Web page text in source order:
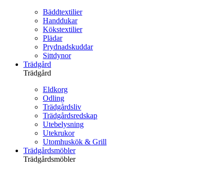
Bäddtextilier
Handdukar
Kökstextilier
Plädar
Prydnadskuddar
Sittdynor
Trädgård
Trädgård
Eldkorg
Odling
Trädgårdsliv
Trädgårdsredskap
Utebelysning
Utekrukor
Utomhuskök & Grill
Trädgårdsmöbler
Trädgårdsmöbler